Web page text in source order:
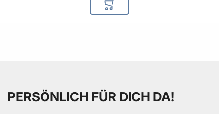
In den Warenkorb
PERSÖNLICH FÜR DICH DA!